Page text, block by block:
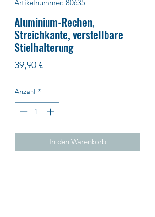
Artikelnummer: 80635
Aluminium-Rechen,
Streichkante, verstellbare
Stielhalterung
39,90 €Preis
Anzahl *
In den Warenkorb